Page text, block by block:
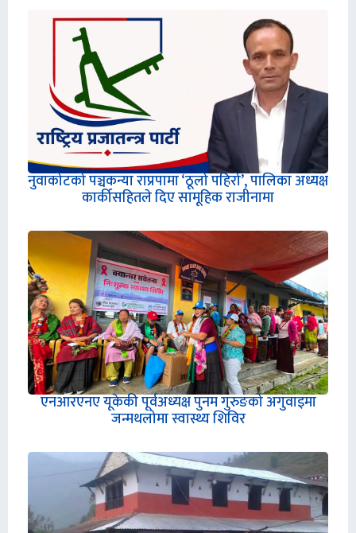
नुवाकोटको पञ्चकन्या राप्रपामा ‘ठूलो पहिरो’, पालिका अध्यक्ष
कार्कीसहितले दिए सामूहिक राजीनामा
एनआरएनए यूकेकी पूर्वअध्यक्ष पुनम गुरुङको अगुवाइमा
जन्मथलोमा स्वास्थ्य शिविर